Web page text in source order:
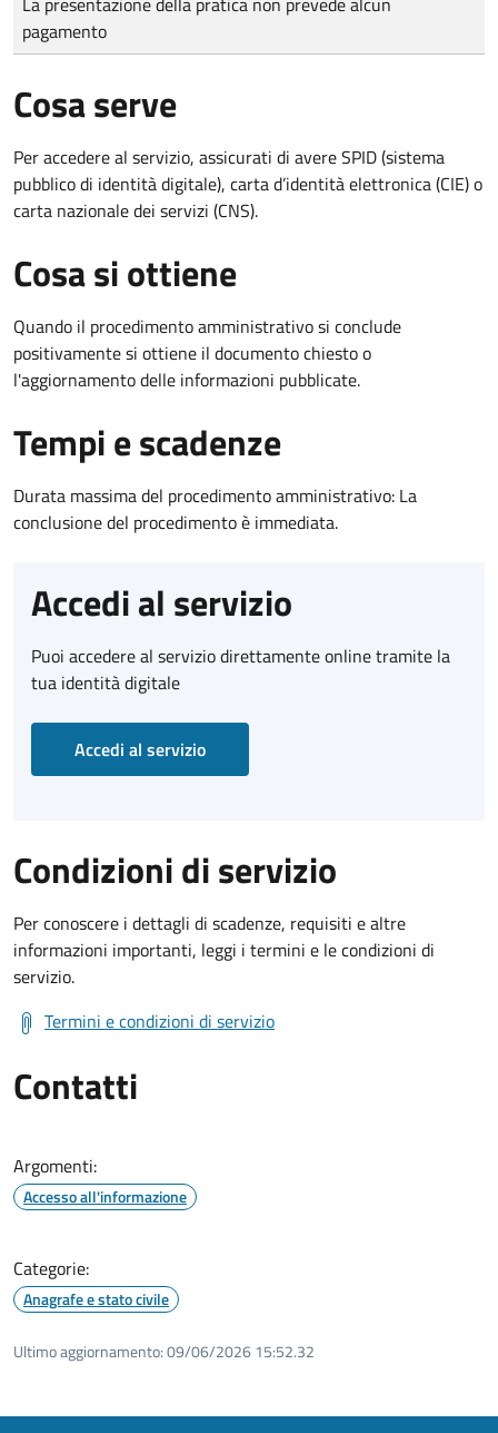
pagamento
Cosa serve
Per accedere al servizio, assicurati di avere SPID (sistema
pubblico di identità digitale), carta d’identità elettronica (CIE) o
carta nazionale dei servizi (CNS).
Cosa si ottiene
Quando il procedimento amministrativo si conclude
positivamente si ottiene il documento chiesto o
l'aggiornamento delle informazioni pubblicate.
Tempi e scadenze
Durata massima del procedimento amministrativo: La
conclusione del procedimento è immediata.
Accedi al servizio
Puoi accedere al servizio direttamente online tramite la
tua identità digitale
Accedi al servizio
Condizioni di servizio
Per conoscere i dettagli di scadenze, requisiti e altre
informazioni importanti, leggi i termini e le condizioni di
servizio.
Termini e condizioni di servizio
Contatti
Argomenti:
Accesso all'informazione
Categorie:
Anagrafe e stato civile
Ultimo aggiornamento:09/06/2026 15:52.32